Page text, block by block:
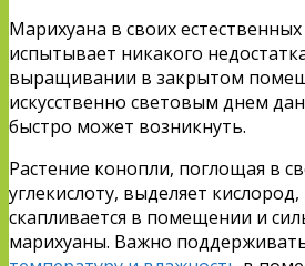
Марихуана в своих естественных
испытывает никакого
выращивании в закрытом
искусственно световым днем
быстро может возникнуть.
Растение конопли, поглощая в
углекислоту, выделяет
скапливается в помещении и
марихуаны. Важно